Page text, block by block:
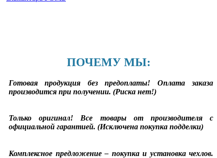
ПОЧЕМУ МЫ:
Готовая продукция без предоплаты! Оплата заказа
производится при получении. (Риска нет!)
Только оригинал! Все товары от производителя с
официальной гарантией. (Исключена покупка подделки)
Комплексное предложение – покупка и установка чехлов.